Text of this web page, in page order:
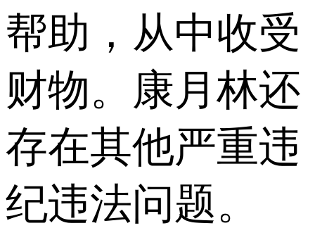
帮助，从中收受
财物。康月林还
存在其他严重违
纪违法问题。